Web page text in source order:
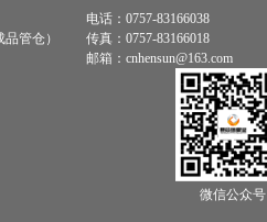
管仓）
电话：0757-83166038
传真：0757-83166018
邮箱：cnhensun@163.com
微信公众号